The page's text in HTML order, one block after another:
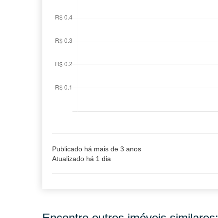
Publicado há mais de 3 anos
Atualizado há 1 dia